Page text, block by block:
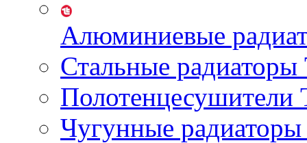
Алюминиевые
Стальные
Чугунные